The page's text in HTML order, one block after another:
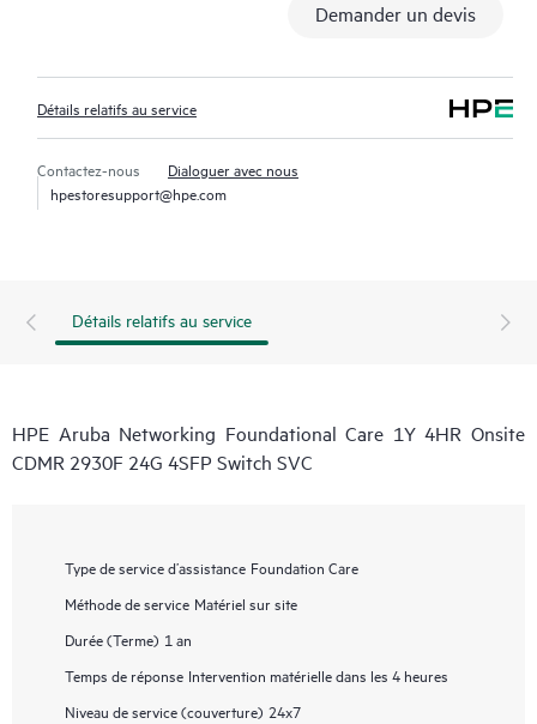
Demander un devis
Détails relatifs au service
Contactez-nous
Dialoguer avec nous
hpestoresupport@hpe.com
Détails relatifs au service
HPE Aruba Networking Foundational Care 1Y 4HR Onsite
CDMR 2930F 24G 4SFP Switch SVC
Type de service d’assistance Foundation Care
Méthode de service Matériel sur site
Durée (Terme) 1 an
Temps de réponse Intervention matérielle dans les 4 heures
Niveau de service (couverture) 24x7